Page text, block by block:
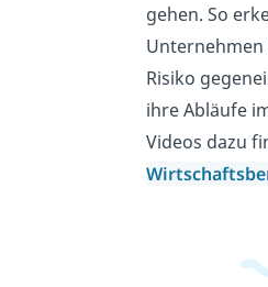
gehen. So
Risiko
ihre Abläufe
Videos dazu